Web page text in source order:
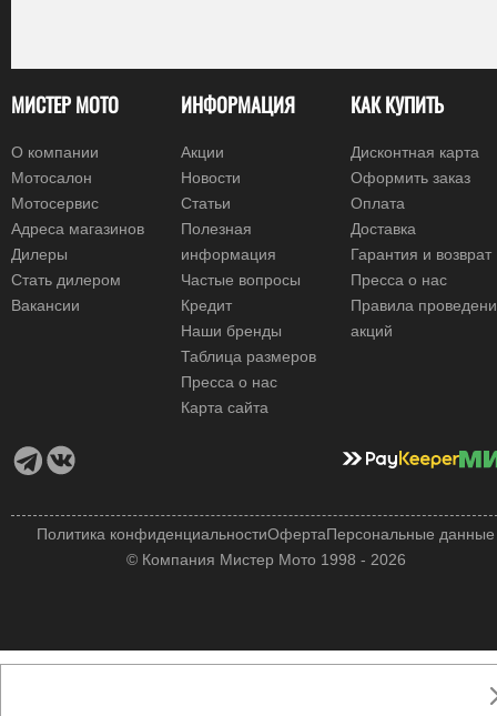
МИСТЕР МОТО
О компании
Мотосалон
Мотосервис
Адреса магазинов
Дилеры
Стать дилером
Вакансии
ИНФОРМАЦИЯ
Акции
Новости
Статьи
Полезная
информация
Частые вопросы
Кредит
Наши бренды
Таблица размеров
Пресса о нас
Карта сайта
КАК КУПИТЬ
Дисконтная карта
Оформить заказ
Оплата
Доставка
Гарантия и возврат
Пресса о нас
Правила
акций
© Компания Мистер Мото 1998 - 2026
Политика конфиденциальностиОфертаПерсональные данные